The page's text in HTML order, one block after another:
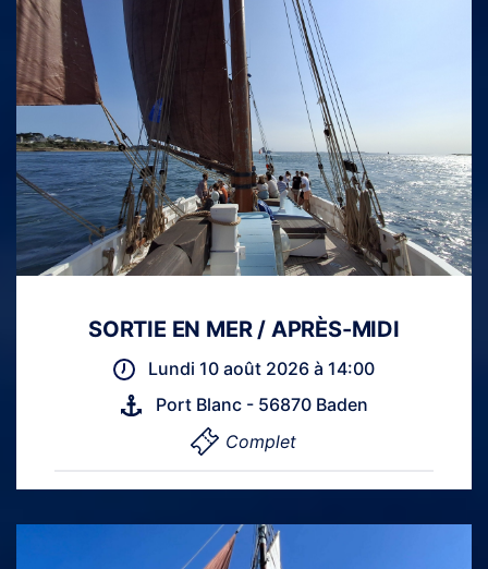
SORTIE EN MER / APRÈS-MIDI
Lundi 10 août 2026 à 14:00
Port Blanc - 56870 Baden
Complet